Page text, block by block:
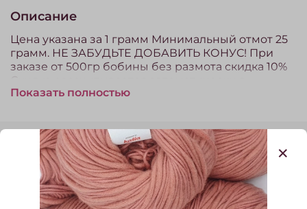
Описание
Цена указана за 1 грамм Минимальный отмот 25
грамм. НЕ ЗАБУДЬТЕ ДОБАВИТЬ КОНУС! При
заказе от 500гр бобины без размота скидка 10%
Скидка рассчитывается автоматически в
корзине. Пряжа, проданная на отмот (отрез) по
Показать полностью
Характеристики
Состав
меринос
Метраж, на 100гр